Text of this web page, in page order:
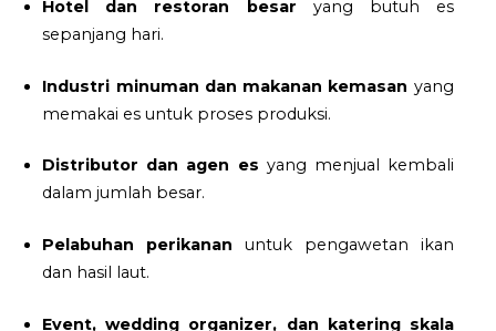
Hotel dan restoran besar yang butuh es
sepanjang hari.
Industri minuman dan makanan kemasan yang
memakai es untuk proses produksi.
Distributor dan agen es yang menjual kembali
dalam jumlah besar.
Pelabuhan perikanan untuk pengawetan ikan
dan hasil laut.
Event, wedding organizer, dan katering skala